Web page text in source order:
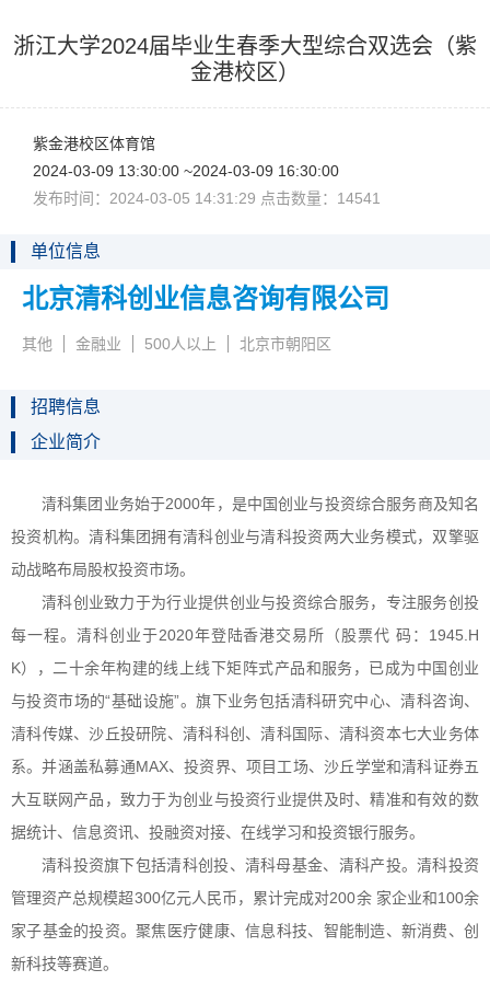
浙江大学2024届毕业生春季大型综合双选会（紫
金港校区）
紫金港校区体育馆
2024-03-0913:30:00~2024-03-0916:30:00
发布时间：2024-03-0514:31:29点击数量：14541
单位信息
北京清科创业信息咨询有限公司
其他 金融业 500人以上 北京市朝阳区
招聘信息
企业简介
清科集团业务始于2000年，是中国创业与投资综合服务商及知名
投资机构。清科集团拥有清科创业与清科投资两大业务模式，双擎驱
动战略布局股权投资市场。
清科创业致力于为行业提供创业与投资综合服务，专注服务创投
每一程。清科创业于2020年登陆香港交易所（股票代码： 1945.H
K），二十余年构建的线上线下矩阵式产品和服务，已成为中国创业
与投资市场的“基础设施”。旗下业务包括清科研究中心、清科咨询、
清科传媒、沙丘投研院、清科科创、清科国际、清科资本七大业务体
系。并涵盖私募通MAX、投资界、项目工场、沙丘学堂和清科证券五
大互联网产品，致力于为创业与投资行业提供及时、精准和有效的数
据统计、信息资讯、投融资对接、在线学习和投资银行服务。
清科投资旗下包括清科创投、清科母基金、清科产投。清科投资
管理资产总规模超300亿元人民币，累计完成对200余家企业和100余
家子基金的投资。聚焦医疗健康、信息科技、智能制造、新消费、创
新科技等赛道。